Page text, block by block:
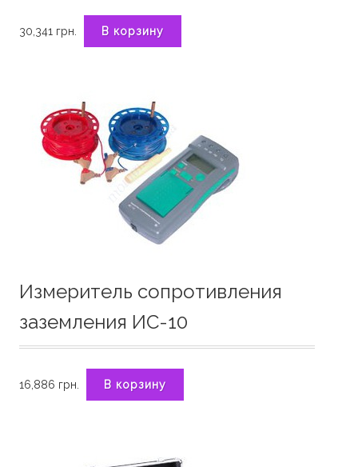
30,341 грн. В корзину
Измеритель сопротивления
заземления ИС-10
16,886 грн. В корзину